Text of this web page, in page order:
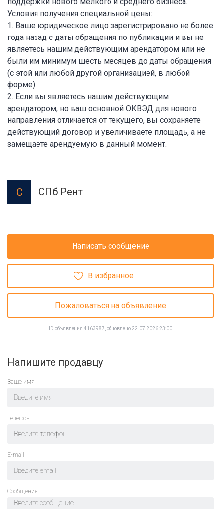
Условия получения специальной цены:
1. Ваше юридическое лицо зарегистрировано не более
года назад с даты обращения по публикации и вы не
являетесь нашим действующим арендатором или не
были им минимум шесть месяцев до даты обращения
(с этой или любой другой организацией, в любой
форме).
2. Если вы являетесь нашим действующим
арендатором, но ваш основной ОКВЭД для нового
направления отличается от текущего, вы сохраняете
действующий договор и увеличиваете площадь, а не
замещаете арендуемую в данный момент.
С СПб Рент
Написать сообщение
В избранное
Пожаловаться на объявление
ID объявления 4163987, обновлено 22.07.2026 23:00
Напишите продавцу
Ваше имя
Телефон
E-mail
Cообщение